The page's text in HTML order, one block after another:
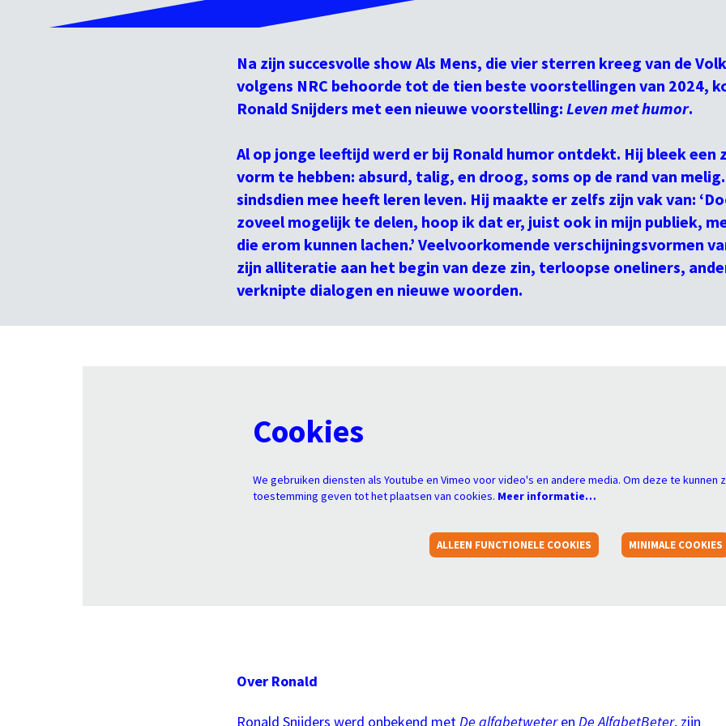
Na zijn succesvolle show Als Mens, die vier sterren kreeg van de
volgens NRC behoorde tot de tien beste voorstellingen van 2024,
Ronald Snijders met een nieuwe voorstelling: Leven met humor.
Al op jonge leeftijd werd er bij Ronald humor ontdekt. Hij bleek een
vorm te hebben: absurd, talig, en droog, soms op de rand van
sindsdien mee heeft leren leven. Hij maakte er zelfs zijn vak van:
zoveel mogelijk te delen, hoop ik dat er, juist ook in mijn publiek,
die erom kunnen lachen.’ Veelvoorkomende verschijningsvormen
zijn alliteratie aan het begin van deze zin, terloopse oneliners,
verknipte dialogen en nieuwe woorden.
Cookies
We gebruiken diensten als Youtube en Vimeo voor video's en andere media. Om deze te kunnen
toestemming geven tot het plaatsen van cookies. Meer informatie…
ALLEEN FUNCTIONELE COOKIES MINIMALE COOKIES
Over Ronald
Ronald Snijders werd onbekend metDe alfabetweteren De AlfabetBeter, zijn